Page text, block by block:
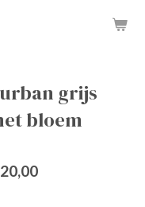
grijs
bloem